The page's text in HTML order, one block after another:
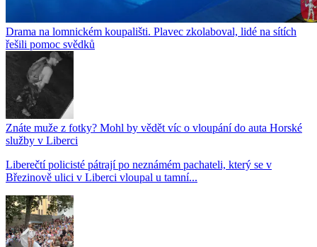
Drama na lomnickém koupališti. Plavec zkolaboval, lidé na sítích
řešili pomoc svědků
Znáte muže z fotky? Mohl by vědět víc o vloupání do auta Horské
služby v Liberci
Liberečtí policisté pátrají po neznámém pachateli, který se v
Březinově ulici v Liberci vloupal u tamní...